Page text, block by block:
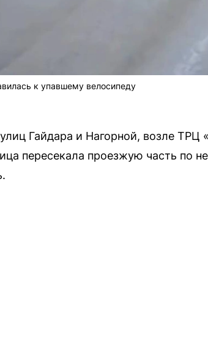
к упавшему велосипеду
Гайдара и Нагорной, возле ТРЦ
пересекала проезжую часть по